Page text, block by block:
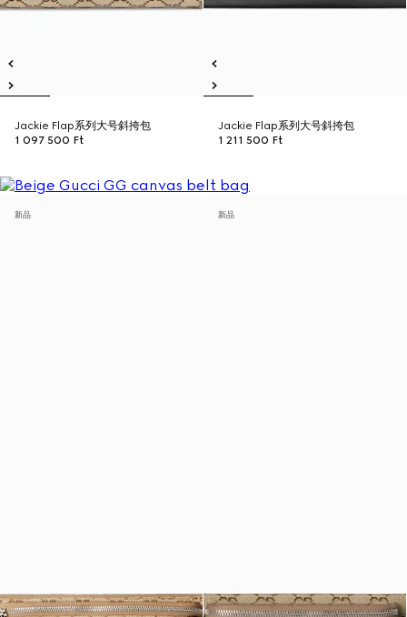
Jackie Flap系列大号斜挎包
1 097 500 Ft
Jackie Flap系列大号斜挎包
1 211 500 Ft
新品 新品